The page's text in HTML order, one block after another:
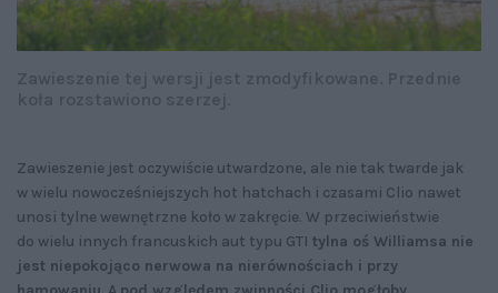
Zawieszenie jest oczywiście utwardzone, ale nie tak twarde jak
w wielu nowocześniejszych hot hatchach i czasami Clio nawet
unosi tylne wewnętrzne koło w zakręcie. W przeciwieństwie
do wielu innych francuskich aut typu GTI tylna oś Williamsa nie
jest niepokojąco nerwowa na nierównościach i przy